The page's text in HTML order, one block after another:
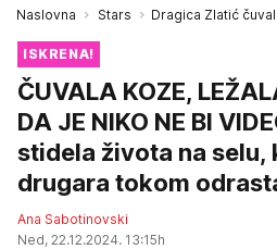
Naslovna Stars Dragica Zlatić
ISKRENA!
ČUVALA KOZE,
DA JE NIKO NE BI
stidela života na selu,
drugara tokom
Ana Sabotinovski
Ned, 22.12.2024. 13:15h